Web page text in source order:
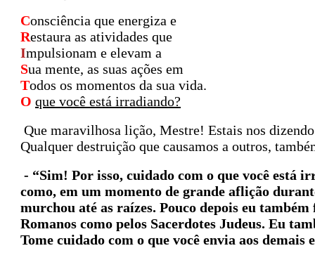
Consciência que energiza e
Restaura as atividades que
Impulsionam e elevam a
Sua mente, as suas ações em
Todos os momentos da sua vida.
O que você está irradiando?
Que maravilhosa lição, Mestre! Estais nos
Qualquer destruição que causamos a outros,
- “Sim! Por isso, cuidado com o que você está
como, em um momento de grande aflição
murchou até as raízes. Pouco depois eu
Romanos como pelos Sacerdotes Judeus. Eu
Tome cuidado com o que você envia aos